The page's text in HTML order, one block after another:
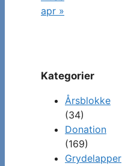
apr »
Kategorier
Årsblokke
(34)
Donation
(169)
Grydelapper